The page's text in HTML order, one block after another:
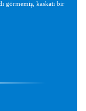
görmemiş, kaskatı bir